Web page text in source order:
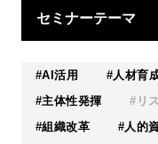
セミナーテーマ
AI活用 人材育
主体性発揮
リ
組織改革
人的